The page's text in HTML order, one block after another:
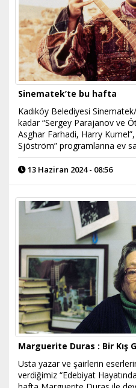
Sinematek’te bu hafta
Kadıköy Belediyesi
kadar “Sergey Parajanov ve
Asghar Farhadi, Harry
Sjöström” programlarına ev
13 Haziran 2024 - 08:56
Marguerite Duras : Bir Kış
Usta yazar ve şairlerin
verdiğimiz “Edebiyat